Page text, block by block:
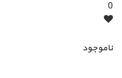
0
ناموجود